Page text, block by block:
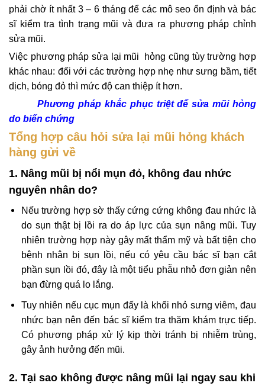
phải chờ ít nhất 3 – 6 tháng để các mô seo ổn định và bác
sĩ kiểm tra tình trạng mũi và đưa ra phương pháp chỉnh
sửa mũi.
Việc phương pháp sửa lại mũi hỏng cũng tùy trường hợp
khác nhau: đối với các trường hợp nhẹ như sưng bầm, tiết
dịch, bóng đỏ thì mức độ can thiệp ít hơn.
Phương pháp khắc phục triệt để sửa mũi hỏng
do biến chứng
Tổng hợp câu hỏi sửa lại mũi hỏng khách
hàng gửi về
1. Nâng mũi bị nổi mụn đỏ, không đau nhức
nguyên nhân do?
Nếu trường hợp sờ thấy cứng cứng không đau nhức là
do sụn thật bị lồi ra do áp lực của sụn nâng mũi. Tuy
nhiên trường hợp này gây mất thẩm mỹ và bất tiện cho
bệnh nhân bị sụn lồi, nếu có yêu cầu bác sĩ bạn cắt
phần sụn lồi đó, đây là một tiểu phẫu nhỏ đơn giản nên
bạn đừng quá lo lắng.
Tuy nhiên nếu cục mụn đấy là khối nhỏ sưng viêm, đau
nhức bạn nên đến bác sĩ kiểm tra thăm khám trực tiếp.
Có phương pháp xử lý kịp thời tránh bị nhiễm trùng,
gây ảnh hưởng đến mũi.
2. Tại sao không được nâng mũi lại ngay sau khi